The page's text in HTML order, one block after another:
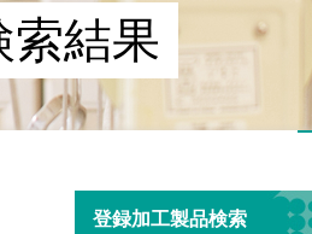
索結果
登録加工製品検索